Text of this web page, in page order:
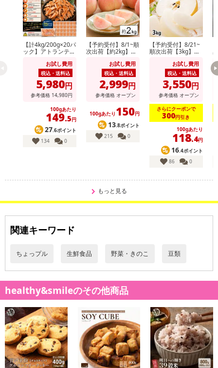
【計4kg/200g×20パ
ック】アトランティ
切り落としお試し費用
税込・送料込
5,980円
参考価格 14,980円
100gあたり
149.5円
27.6ポイント
134
0
【予約受付】8/1~順
次出荷【約2kg】山
玉数おまかせ)※ご家
お試し費用
税込・送料込
2,999円
参考価格 オープン
100gあたり 150円
13.8ポイント
215
0
【予約受付】8/21~
順次出荷【3kg】九
種おまかせ》(ご家
お試し費用
税込・送料込
3,550円
参考価格 オープン
さらにクーポンで
300円引き
100gあたり
118.4円
16.4ポイント
86
0
もっと見る
関連キーワード
ちょっプル 生鮮食品 野菜・きのこ 豆類
healthy&smileのその他商品